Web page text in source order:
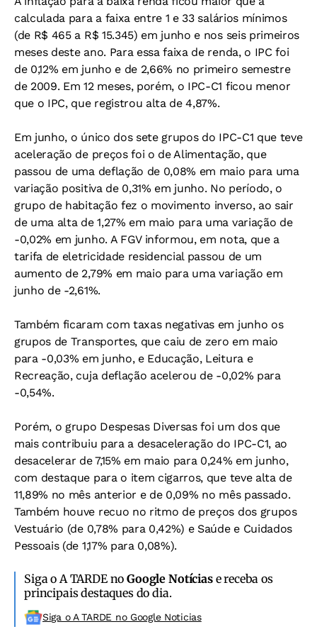
calculada para a faixa entre 1 e 33 salários mínimos
(de R$ 465 a R$ 15.345) em junho e nos seis primeiros
meses deste ano. Para essa faixa de renda, o IPC foi
de 0,12% em junho e de 2,66% no primeiro semestre
de 2009. Em 12 meses, porém, o IPC-C1 ficou menor
que o IPC, que registrou alta de 4,87%.
Em junho, o único dos sete grupos do IPC-C1 que teve
aceleração de preços foi o de Alimentação, que
passou de uma deflação de 0,08% em maio para uma
variação positiva de 0,31% em junho. No período, o
grupo de habitação fez o movimento inverso, ao sair
de uma alta de 1,27% em maio para uma variação de
-0,02% em junho. A FGV informou, em nota, que a
tarifa de eletricidade residencial passou de um
aumento de 2,79% em maio para uma variação em
junho de -2,61%.
Também ficaram com taxas negativas em junho os
grupos de Transportes, que caiu de zero em maio
para -0,03% em junho, e Educação, Leitura e
Recreação, cuja deflação acelerou de -0,02% para
-0,54%.
Porém, o grupo Despesas Diversas foi um dos que
mais contribuiu para a desaceleração do IPC-C1, ao
desacelerar de 7,15% em maio para 0,24% em junho,
com destaque para o item cigarros, que teve alta de
11,89% no mês anterior e de 0,09% no mês passado.
Também houve recuo no ritmo de preços dos grupos
Vestuário (de 0,78% para 0,42%) e Saúde e Cuidados
Pessoais (de 1,17% para 0,08%).
Siga o A TARDE noGoogle Notíciase receba os
principais destaques do dia.
Siga o A TARDE no Google Noticias